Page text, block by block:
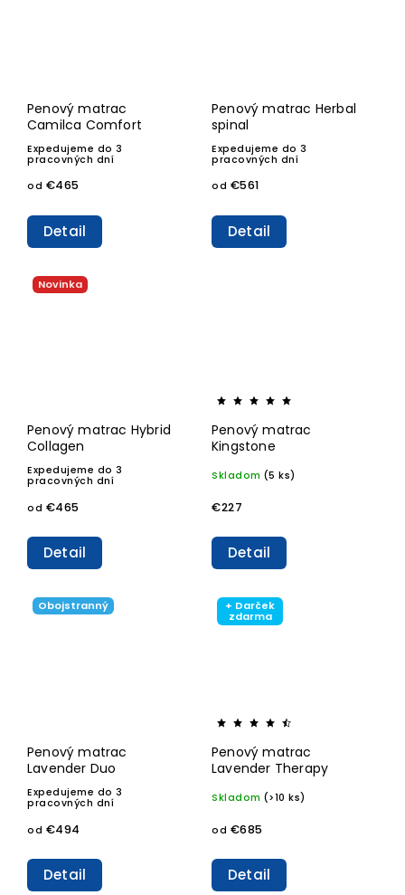
Penový matrac
Camilca Comfort
Expedujeme do 3
pracovných dní
od €465
Detail
Penový matrac Herbal
spinal
Expedujeme do 3
pracovných dní
od €561
Detail
Novinka
Penový matrac Hybrid
Collagen
Expedujeme do 3
pracovných dní
od €465
Detail
Penový matrac
Kingstone
Skladom (5 ks)
€227
Detail
Obojstranný
Penový matrac
Lavender Duo
Expedujeme do 3
pracovných dní
od €494
Detail
+ Darček
zdarma
Penový matrac
Lavender Therapy
Skladom (>10 ks)
od €685
Detail